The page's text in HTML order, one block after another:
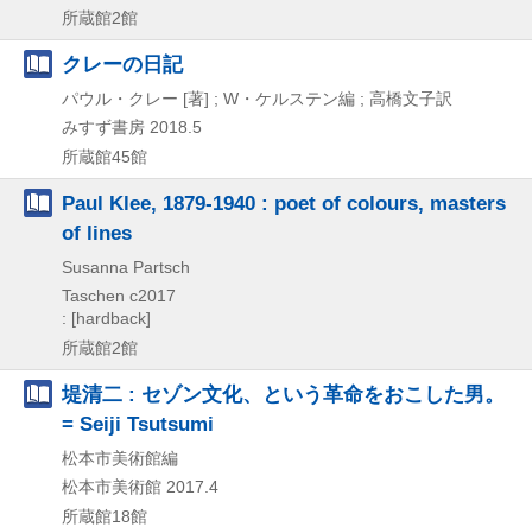
所蔵館2館
クレーの日記
パウル・クレー [著] ; W・ケルステン編 ; 高橋文子訳
みすず書房 2018.5
所蔵館45館
Paul Klee, 1879-1940 : poet of colours, masters
of lines
Susanna Partsch
Taschen c2017
: [hardback]
所蔵館2館
堤清二 : セゾン文化、という革命をおこした男。
= Seiji Tsutsumi
松本市美術館編
松本市美術館 2017.4
所蔵館18館